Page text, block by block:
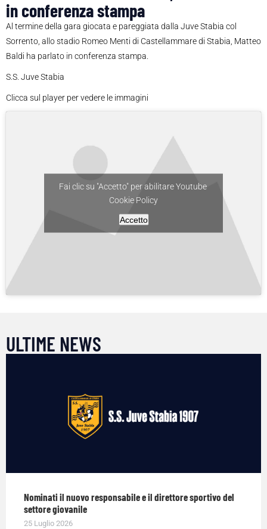
in conferenza stampa
Al termine della gara giocata e pareggiata dalla Juve Stabia col
Sorrento, allo stadio Romeo Menti di Castellammare di Stabia, Matteo
Baldi ha parlato in conferenza stampa.
S.S. Juve Stabia
Clicca sul player per vedere le immagini
Fai clic su "Accetto" per abilitare Youtube
Cookie Policy
Accetto
ULTIME NEWS
Nominati il nuovo responsabile e il direttore sportivo del
settore giovanile
25 Luglio 2026